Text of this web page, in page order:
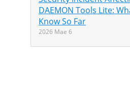
DAEMON Tools Lite:
Know So Far
2026 Mae 6